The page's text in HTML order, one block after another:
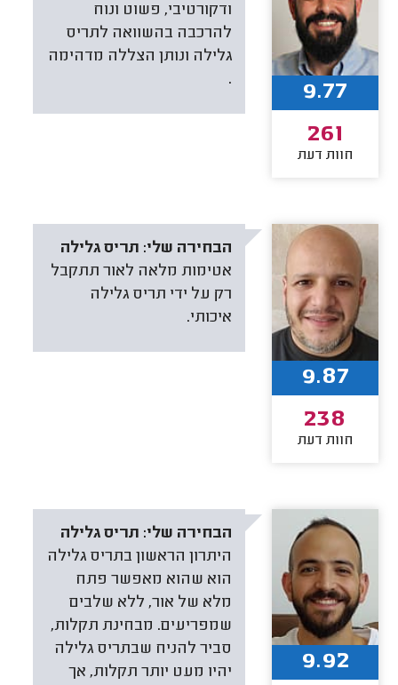
ודקורטיבי, פשוט ונוח
להרכבה בהשוואה לתריס
גלילה ונותן הצללה מדהימה
.
9.77
261
חוות דעת
הבחירה שלי: תריס גלילה
אטימות מלאה לאור תתקבל
רק על ידי תריס גלילה
איכותי.
9.87
238
חוות דעת
הבחירה שלי: תריס גלילה
היתרון הראשון בתריס גלילה
הוא שהוא מאפשר פתח
מלא של אור, ללא שלבים
שמפריעים. מבחינת תקלות,
סביר להניח שבתריס גלילה
יהיו מעט יותר תקלות, אך
9.92